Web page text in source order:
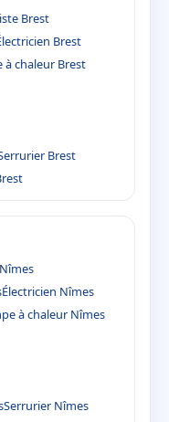
Brest
Brest
à chaleur Brest
Brest
Électricien Nîmes
à chaleur Nîmes
Serrurier Nîmes